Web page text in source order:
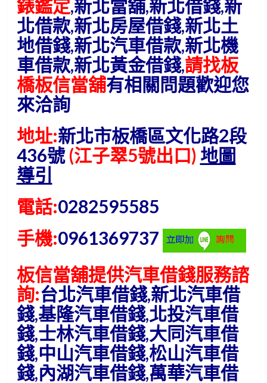
錶鑑定,新北當舖,新北借錢,新
北借款,新北房屋借錢,新北土
地借錢,新北汽車借款,新北機
車借款,新北黃金借錢,請找板
橋板信當舖有相關問題歡迎您
來洽詢
地址:新北市板橋區文化路2段
436號(江子翠5號出口) 地圖
導引
電話:0282595585
手機:0961369737
板信當舖提供汽車借錢服務諮
詢:台北汽車借錢,新北汽車借
錢,基隆汽車借錢,北投汽車借
錢,士林汽車借錢,大同汽車借
錢,中山汽車借錢,松山汽車借
錢,內湖汽車借錢,萬華汽車借